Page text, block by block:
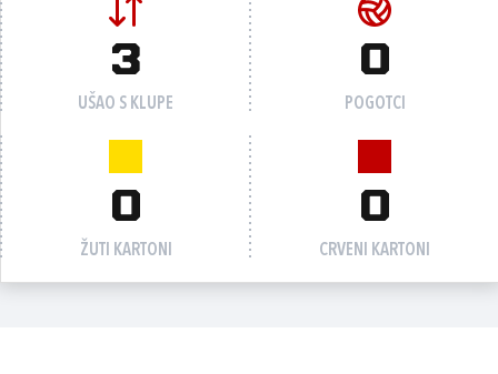
3
UŠAO S KLUPE
0
POGOTCI
0
ŽUTI KARTONI
0
CRVENI KARTONI